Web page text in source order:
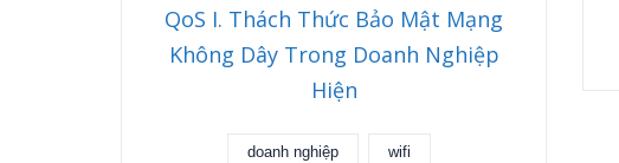
QoS I. Thách Thức Bảo Mật Mạng
Không Dây Trong Doanh Nghiệp
Hiện
doanh nghiệp wifi